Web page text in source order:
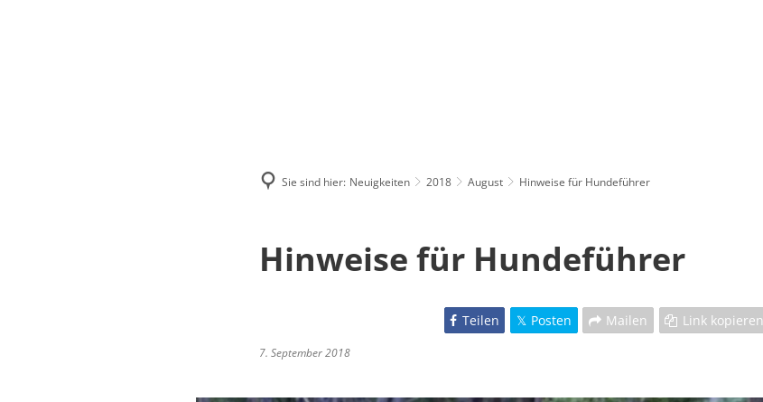
Sie sind hier: Neuigkeiten 2018 August Hinweise für Hundeführer
Hinweise für Hundeführer
Teilen Posten Mailen Link kopieren
7. September 2018